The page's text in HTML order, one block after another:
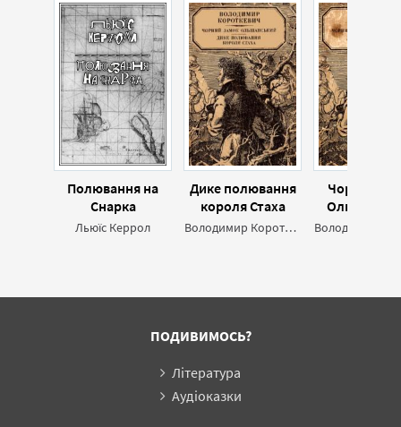
Полювання на
Снарка
Льюїс Керрол
Дике полювання
короля Стаха
Володимир Короткевич
Чорний
Дике
ПОДИВИМОСЬ?
Література
Аудіоказки